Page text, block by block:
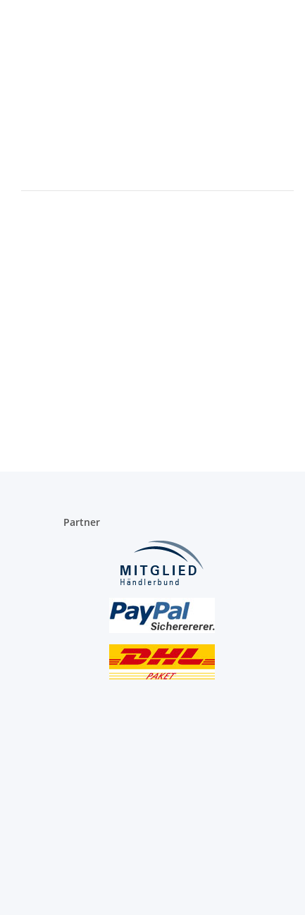
Partner